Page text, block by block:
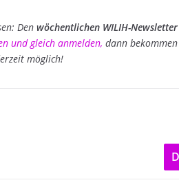
Denwöchentlichen WILIH-
und gleich anmelden, dann
möglich!